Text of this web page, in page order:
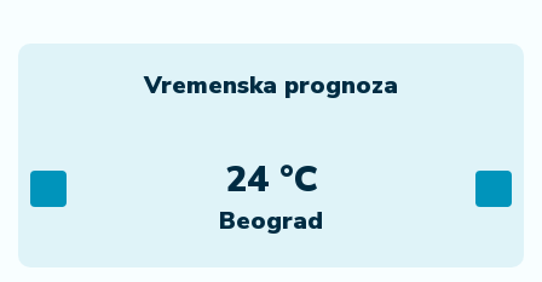
Vremenska prognoza
Beograd
24 °C